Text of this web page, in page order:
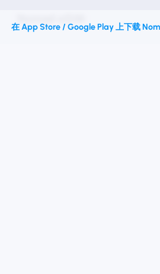
在 App Store / Google Play 上下载